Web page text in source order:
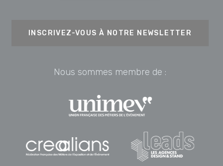
INSCRIVEZ-VOUS À NOTRE NEWSLETTER
Nous sommes membre de :